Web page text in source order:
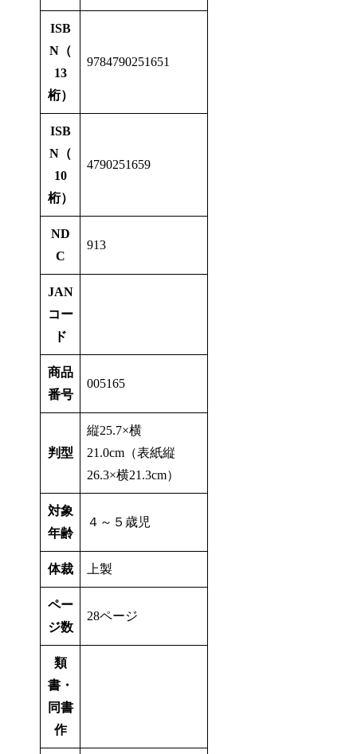
ISB
N（
13
桁）
9784790251651
ISB
N（
10
桁）
4790251659
ND
C
913
JAN
コー
ド
商品
番号
005165
判型
縦25.7×横
21.0cm（表紙縦
26.3×横21.3cm）
対象
年齢
４～５歳児
体裁 上製
ペー
ジ数
28ページ
類
書・
同書
作